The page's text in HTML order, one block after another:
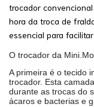
trocador
hora da troca de
essencial para
O trocador da
A primeira é o tecido
trocador. Esta
durante as trocas do
ácaros e bacterias e